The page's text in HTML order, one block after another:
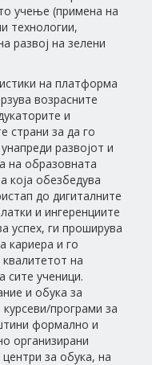
учење (примена на
технологии,
развој на зелени
на платформа
возрасните
и
страни за да го
развојот и
на образовната
која обезбедува
до дигиталните
и ингеренциите
успех, ги проширува
кариера и го
на
сите ученици.
и обука за
курсеви/програми за
формално и
организирани
за обука, на